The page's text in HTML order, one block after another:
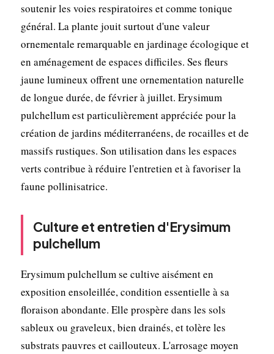
soutenir les voies respiratoires et comme tonique
général. La plante jouit surtout d'une valeur
ornementale remarquable en jardinage écologique et
en aménagement de espaces difficiles. Ses fleurs
jaune lumineux offrent une ornementation naturelle
de longue durée, de février à juillet. Erysimum
pulchellum est particulièrement appréciée pour la
création de jardins méditerranéens, de rocailles et de
massifs rustiques. Son utilisation dans les espaces
verts contribue à réduire l'entretien et à favoriser la
faune pollinisatrice.
Culture et entretien d'Erysimum
pulchellum
Erysimum pulchellum se cultive aisément en
exposition ensoleillée, condition essentielle à sa
floraison abondante. Elle prospère dans les sols
sableux ou graveleux, bien drainés, et tolère les
substrats pauvres et caillouteux. L'arrosage moyen